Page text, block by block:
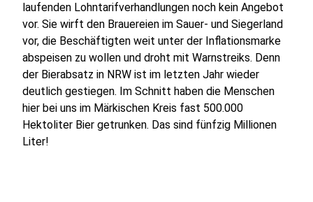
laufenden Lohntarifverhandlungen noch kein Angebot
vor. Sie wirft den Brauereien im Sauer- und Siegerland
vor, die Beschäftigten weit unter der Inflationsmarke
abspeisen zu wollen und droht mit Warnstreiks. Denn
der Bierabsatz in NRW ist im letzten Jahr wieder
deutlich gestiegen. Im Schnitt haben die Menschen
hier bei uns im Märkischen Kreis fast 500.000
Hektoliter Bier getrunken. Das sind fünfzig Millionen
Liter!